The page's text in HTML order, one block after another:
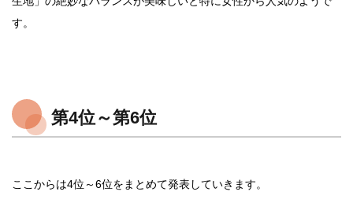
す。
第4位～第6位
ここからは4位～6位をまとめて発表していきます。